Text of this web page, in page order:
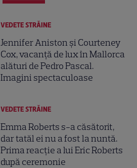
VEDETE STRĂINE
Jennifer Aniston și Courteney
Cox, vacanță de lux în Mallorca
alături de Pedro Pascal.
Imagini spectaculoase
VEDETE STRĂINE
Emma Roberts s-a căsătorit,
dar tatăl ei nu a fost la nuntă.
Prima reacție a lui Eric Roberts
după ceremonie